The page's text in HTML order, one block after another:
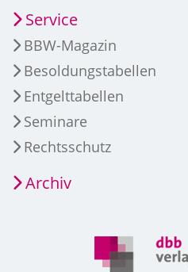
Service
BBW-Magazin
Besoldungstabellen
Entgelttabellen
Seminare
Rechtsschutz
Archiv